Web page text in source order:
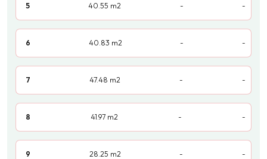
5 40.55 m2 - -
6 40.83 m2 - -
7 47.48 m2 - -
8 41.97 m2 - -
9 28.25 m2 - -